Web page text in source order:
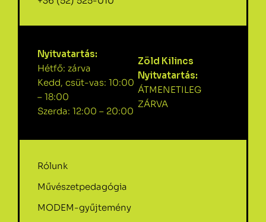
Nyitvatartás:
Hétfő: zárva
Kedd, csüt-vas: 10:00
– 18:00
Szerda: 12:00 – 20:00
Zöld Kilincs
Nyitvatartás:
ÁTMENETILEG
ZÁRVA
Rólunk
Művészetpedagógia
MODEM-gyűjtemény